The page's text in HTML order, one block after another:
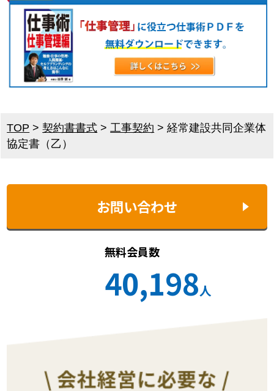
TOP >契約書書式 > 工事契約 >経常建設共同企業体
協定書（乙）
お問い合わせ
無料会員数
40,198人